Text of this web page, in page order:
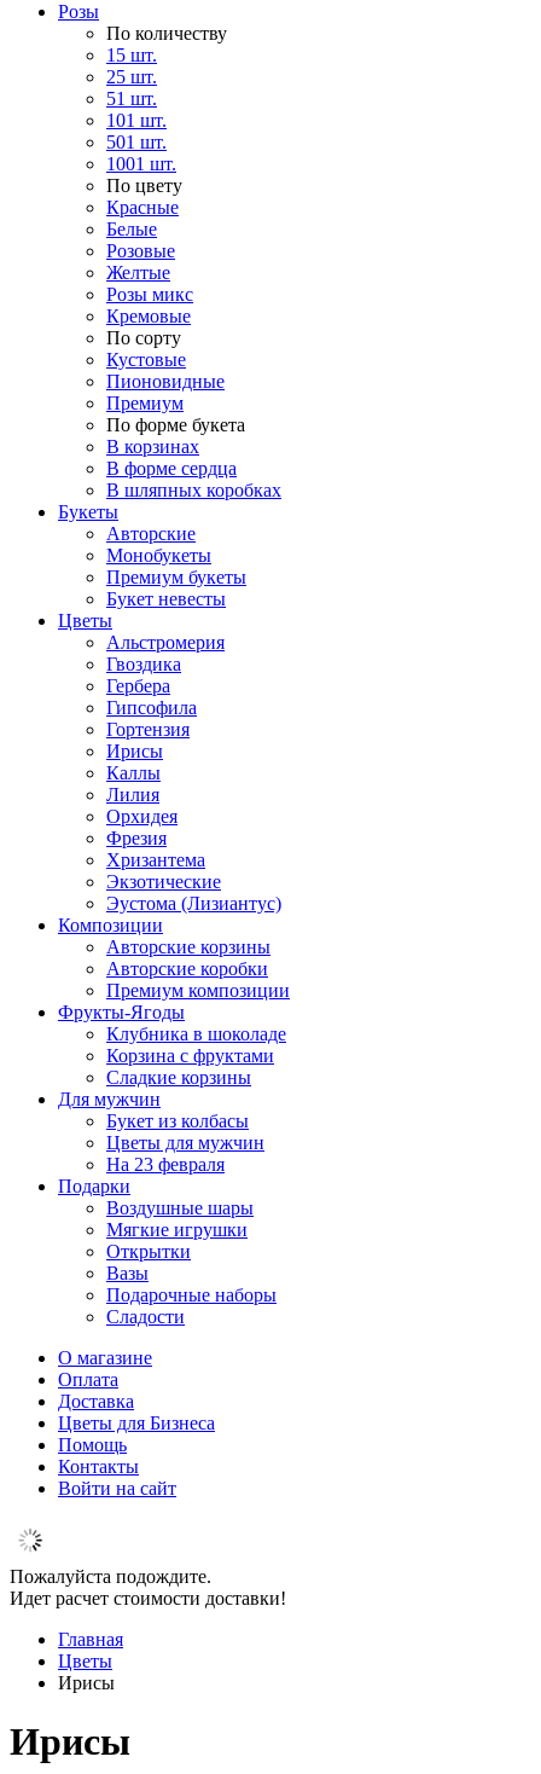
Розы
По количеству
15 шт.
25 шт.
51 шт.
101 шт.
501 шт.
1001 шт.
По цвету
Красные
Белые
Розовые
Желтые
Розы микс
Кремовые
По сорту
Кустовые
Пионовидные
Премиум
По форме букета
В корзинах
В форме сердца
В шляпных коробках
Букеты
Авторские
Монобукеты
Премиум букеты
Букет невесты
Цветы
Альстромерия
Гвоздика
Гербера
Гипсофила
Гортензия
Ирисы
Каллы
Лилия
Орхидея
Фрезия
Хризантема
Экзотические
Эустома (Лизиантус)
Композиции
Авторские корзины
Авторские коробки
Премиум композиции
Фрукты-Ягоды
Клубника в шоколаде
Корзина с фруктами
Сладкие корзины
Для мужчин
Букет из колбасы
Цветы для мужчин
На 23 февраля
Подарки
Воздушные шары
Мягкие игрушки
Открытки
Вазы
Подарочные наборы
Сладости
О магазине
Оплата
Доставка
Цветы для Бизнеса
Помощь
Контакты
Войти на сайт
Пожалуйста подождите.
Идет расчет стоимости доставки!
Главная
Цветы
Ирисы
Ирисы